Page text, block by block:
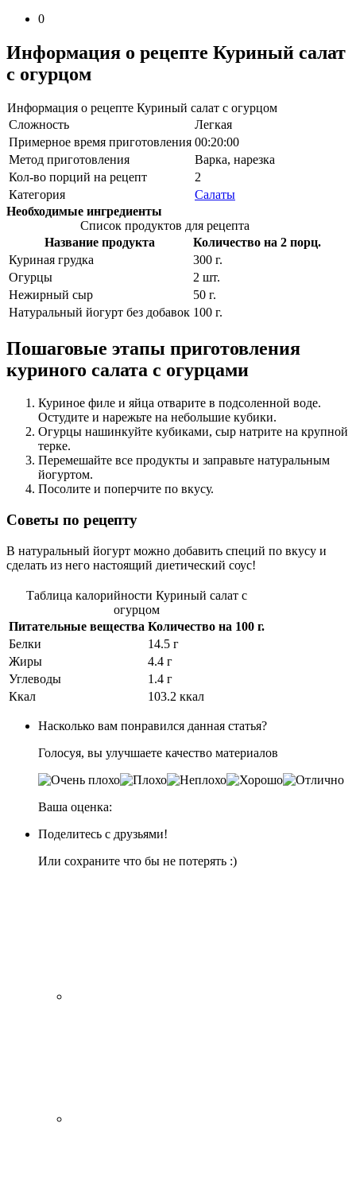
0
Информация о рецепте Куриный салат
с огурцом
Информация о рецепте Куриный салат с огурцом
Сложность
Легкая
Примерное время приготовления 00:20:00
Метод приготовления
Варка, нарезка
Кол-во порций на рецепт
2
Категория
Салаты
Необходимые ингредиенты
Список продуктов для рецепта
Название продукта
Количество на 2 порц.
Куриная грудка
300 г.
Огурцы
2 шт.
Нежирный сыр
50 г.
Натуральный йогурт без добавок 100 г.
Пошаговые этапы приготовления
куриного салата с огурцами
Куриное филе и яйца отварите в подсоленной воде.
Остудите и нарежьте на небольшие кубики.
Огурцы нашинкуйте кубиками, сыр натрите на крупной
терке.
Перемешайте все продукты и заправьте натуральным
йогуртом.
Посолите и поперчите по вкусу.
Советы по рецепту
В натуральный йогурт можно добавить специй по вкусу и
сделать из него настоящий диетический соус!
Таблица калорийности Куриный салат с
огурцом
Питательные вещества Количество на 100 г.
Ккал 103.2 ккал
Белки
14.5 г
Жиры
4.4 г
Углеводы
1.4 г
Насколько вам понравился данная статья?
Голосуя, вы улучшаете качество материалов
Ваша оценка:
Поделитесь с друзьями!
Или сохраните что бы не потерять :)